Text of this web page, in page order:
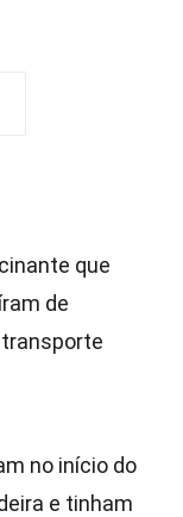
que
de
no início do
e tinham